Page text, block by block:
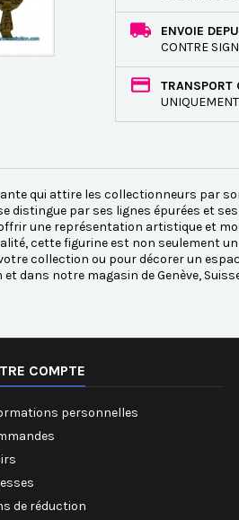
ENVOIE
CONTRE
TRANSPORT
qui attire les collectionneurs par
distingue par ses lignes épurées et
une représentation artistique et
cette figurine est non seulement
collection ou pour décorer un
dans notre magasin de Genève,
COMPTE
personnelles
de réduction